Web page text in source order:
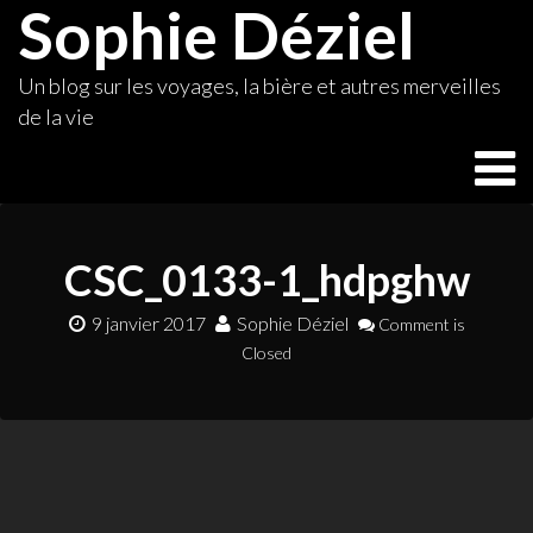
SkipSophie Déziel
Un blog sur les voyages, la bière et autres merveilles
de la vie
CSC_0133-1_hdpghw
9 janvier 2017 Sophie Déziel
Comment is
Closed